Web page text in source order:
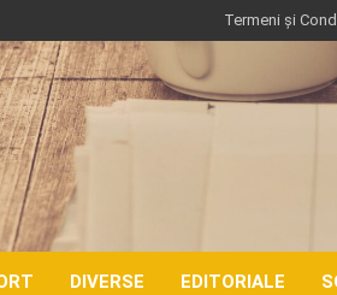
Termeni și
DIVERSE EDITORIALE